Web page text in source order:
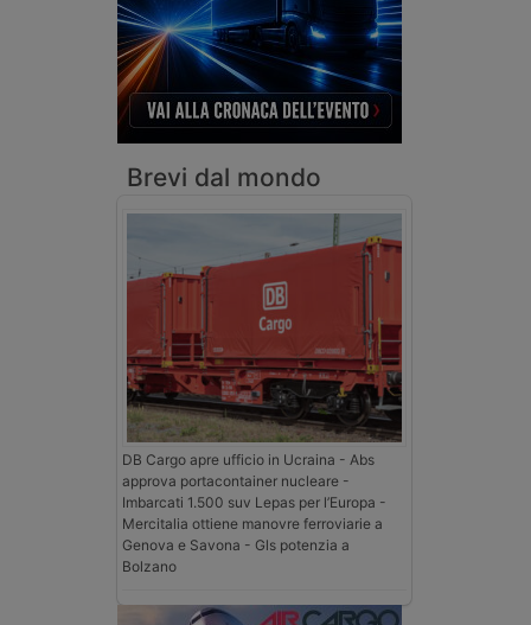
Brevi dal mondo
DB Cargo apre ufficio in Ucraina - Abs
approva portacontainer nucleare -
Imbarcati 1.500 suv Lepas per l’Europa -
Mercitalia ottiene manovre ferroviarie a
Genova e Savona - Gls potenzia a
Bolzano